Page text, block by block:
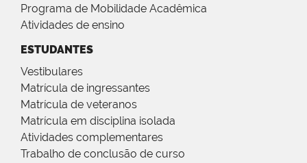
Programa de Mobilidade Acadêmica
Atividades de ensino
ESTUDANTES
Vestibulares
Matrícula de ingressantes
Matrícula de veteranos
Matrícula em disciplina isolada
Atividades complementares
Trabalho de conclusão de curso